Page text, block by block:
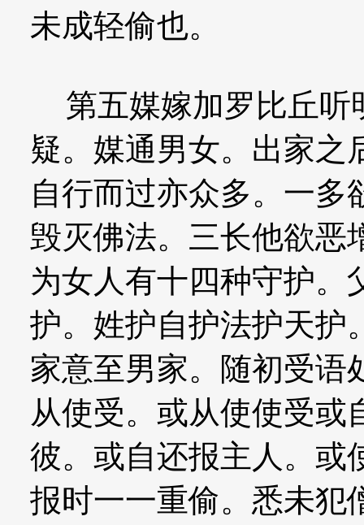
未成轻偷也。
第五媒嫁加罗比丘听
疑。媒通男女。出家之
自行而过亦众多。一多
毁灭佛法。三长他欲恶
为女人有十四种守护。
护。姓护自护法护天护
家意至男家。随初受语
从使受。或从使使受或
彼。或自还报主人。或
报时一一重偷。悉未犯